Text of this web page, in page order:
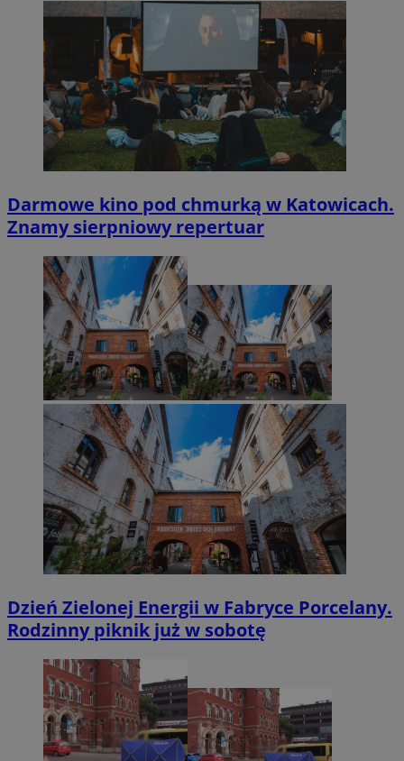
Darmowe kino pod chmurką w Katowicach.
Znamy sierpniowy repertuar
Dzień Zielonej Energii w Fabryce Porcelany.
Rodzinny piknik już w sobotę